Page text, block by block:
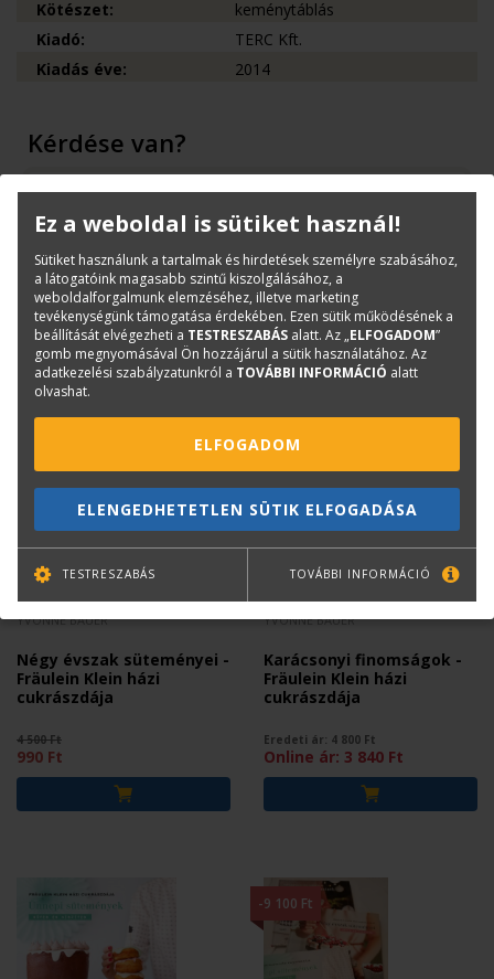
Kötészet:
keménytáblás
Kiadó:
TERC Kft.
Kiadás éve:
2014
Kérdése van?
Könyvesboltvezető
+36 70 670 5194
Mások ezt is megvásárolták...
YVONNE BAUER
Négy évszak süteményei -
Fräulein Klein házi
cukrászdája
4 500 Ft
990 Ft
YVONNE BAUER
Karácsonyi finomságok -
Fräulein Klein házi
cukrászdája
Eredeti ár: 4 800 Ft
Online ár: 3 840 Ft
-9 100 Ft
Ez a weboldal is sütiket használ!
Sütiket használunk a tartalmak és hirdetések személyre szabásához,
a látogatóink magasabb szintű kiszolgálásához, a
weboldalforgalmunk elemzéséhez, illetve marketing
tevékenységünk támogatása érdekében. Ezen sütik működésének a
beállítását elvégezheti a TESTRESZABÁS alatt. Az „ELFOGADOM”
gomb megnyomásával Ön hozzájárul a sütik használatához. Az
adatkezelési szabályzatunkról a TOVÁBBI INFORMÁCIÓ alatt
olvashat.
ELFOGADOM
ELENGEDHETETLEN SÜTIK ELFOGADÁSA
TESTRESZABÁS TOVÁBBI INFORMÁCIÓ